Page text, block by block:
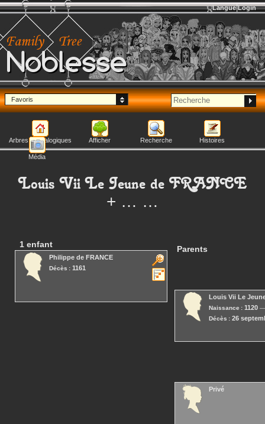
Noblesse
Langue Login
Favoris
Arbres généalogiques Afficher Recherche Histoires
Média
Louis Vii Le Jeunede FRANCE
+ … …
1 enfant
Philippe de FRANCE
Décès : 1161
Parents
Louis Vii Le
Naissance : 1120
Décès : 26
Privé